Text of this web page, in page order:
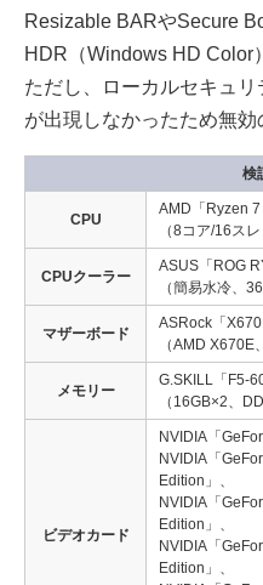
Resizable BARやSecure
HDR（Windows HD Color
ただし、ローカルセキュ
が出現しなかったため無効
検
CPU
AMD「Ryzen 7
（8コア/16ス
CPUクーラー
ASUS「ROG
（簡易水冷、
マザーボード
ASRock「
（AMD X670E
メモリー
G.SKILL「F5-
（16GB×2、
ビデオカード
NVIDIA「
NVIDIA「
Edition」、
NVIDIA「
Edition」、
NVIDIA「
Edition」、